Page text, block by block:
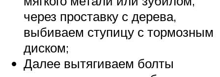
через проставку с дерева,
выбиваем ступицу с тормозным
диском;
Далее вытягиваем болты